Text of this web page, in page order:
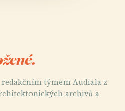
redakčním týmem Audiala z
archivů a